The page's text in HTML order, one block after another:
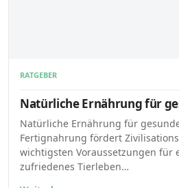
RATGEBER
Natürliche Ernährung für
Natürliche Ernährung für
Fertignahrung fördert
wichtigsten Voraussetzungen für
zufriedenes Tierleben…